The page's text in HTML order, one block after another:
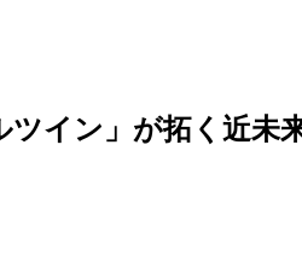
イン」が拓く近未